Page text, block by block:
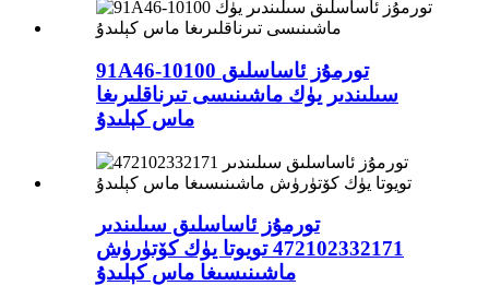
91A46-10100 تورمۇز ئاساسلىق
سىلىندىر يۈك ماشىنىسى تىرناقلىرىغا
ماس كېلىدۇ
تورمۇز ئاساسلىق سىلىندىر
472102332171 تويوتا يۈك كۆتۈرۈش
ماشىنىسىغا ماس كېلىدۇ